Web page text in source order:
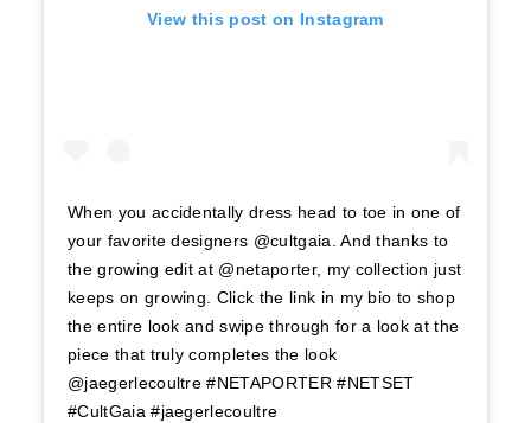
View this post on Instagram
When you accidentally dress head to toe in one of
your favorite designers @cultgaia. And thanks to
the growing edit at @netaporter, my collection just
keeps on growing. Click the link in my bio to shop
the entire look and swipe through for a look at the
piece that truly completes the look
@jaegerlecoultre #NETAPORTER #NETSET
#CultGaia #jaegerlecoultre